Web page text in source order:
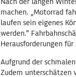
machen. „Motorrad
laufen sein eigenes
werden.“
Herausforderungen
Aufgrund der
Zudem unterschätzen